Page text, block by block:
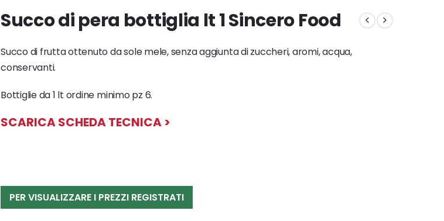
Succo di pera bottiglia lt 1 Sincero Food
Succo di frutta ottenuto da sole mele, senza aggiunta di zuccheri, aromi, acqua,
conservanti.
Bottiglie da 1 lt ordine minimo pz 6.
SCARICA SCHEDA TECNICA >
PER VISUALIZZARE I PREZZI REGISTRATI